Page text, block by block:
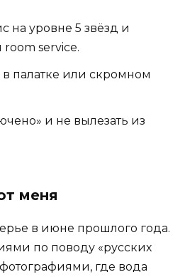
на уровне 5 звёзд и
room service.
в палатке или скромном
и не вылезать из
меня
в июне прошлого года.
по поводу «русских
где вода